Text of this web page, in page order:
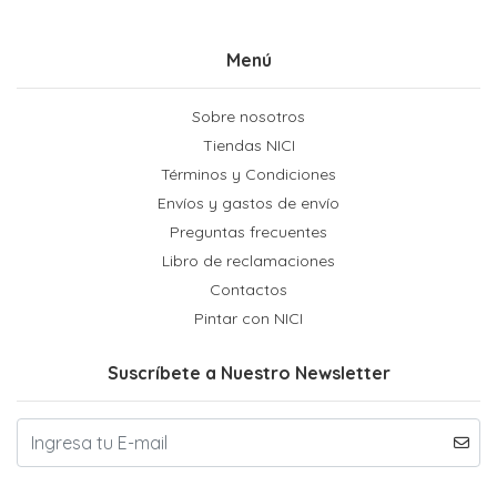
Menú
Sobre nosotros
Tiendas NICI
Términos y Condiciones
Envíos y gastos de envío
Preguntas frecuentes
Libro de reclamaciones
Contactos
Pintar con NICI
Suscríbete a Nuestro Newsletter